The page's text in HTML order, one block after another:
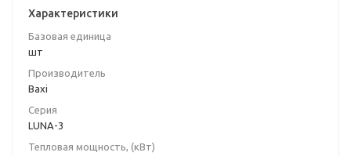
Характеристики
Базовая единица
шт
Производитель
Baxi
Серия
LUNA-3
Тепловая мощность, (кВт)